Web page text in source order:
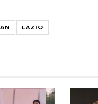
LAZIO